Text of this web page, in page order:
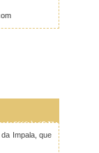
de 2016 às 17:53
Impala, que